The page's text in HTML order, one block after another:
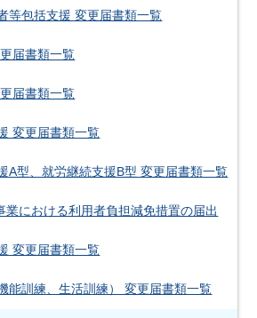
等包括支援 変更届書類一覧
届書類一覧
届書類一覧
変更届書類一覧
A型、就労継続支援B型 変更届書類一覧
業における利用者負担減免措置の届出
変更届書類一覧
能訓練、生活訓練） 変更届書類一覧